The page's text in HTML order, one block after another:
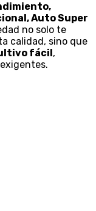
Auto Super
no solo te
calidad, sino que
fácil ,